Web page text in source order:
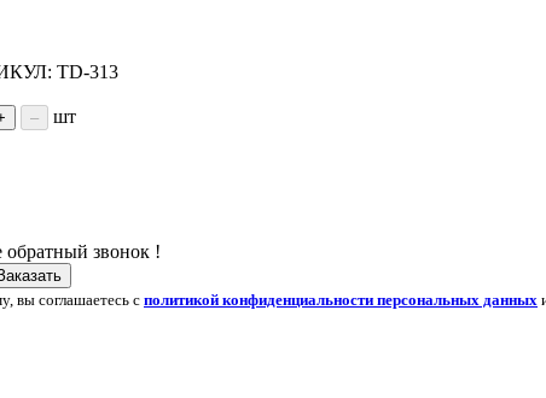
TD-313
– шт
обратный звонок !
вы соглашаетесь с политикой конфиденциальности персональных данных